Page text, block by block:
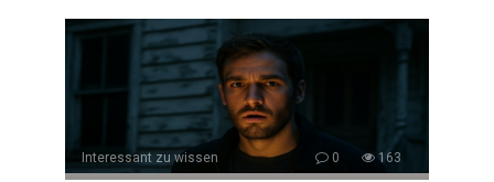
Interessant zu wissen 0 163